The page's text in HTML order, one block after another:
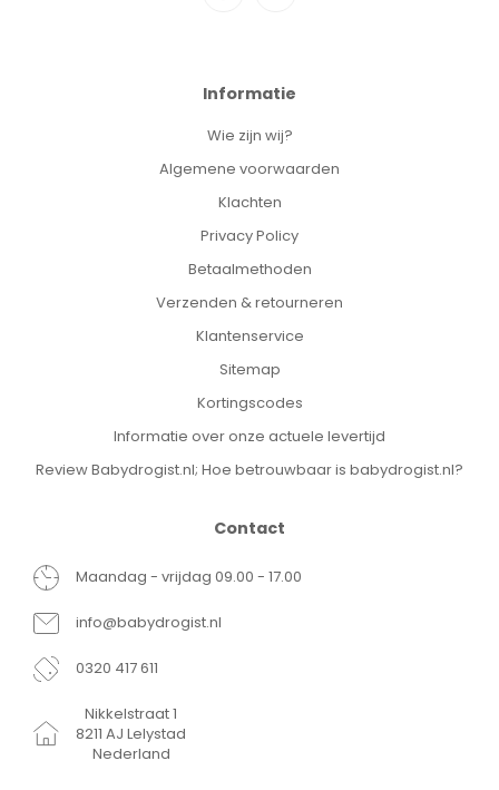
Informatie
Wie zijn wij?
Algemene voorwaarden
Klachten
Privacy Policy
Betaalmethoden
Verzenden & retourneren
Klantenservice
Sitemap
Kortingscodes
Informatie over onze actuele levertijd
Review Babydrogist.nl; Hoe betrouwbaar is babydrogist.nl?
Contact
Maandag - vrijdag 09.00 - 17.00
info@babydrogist.nl
0320 417 611
Nikkelstraat 1
8211 AJ Lelystad
Nederland